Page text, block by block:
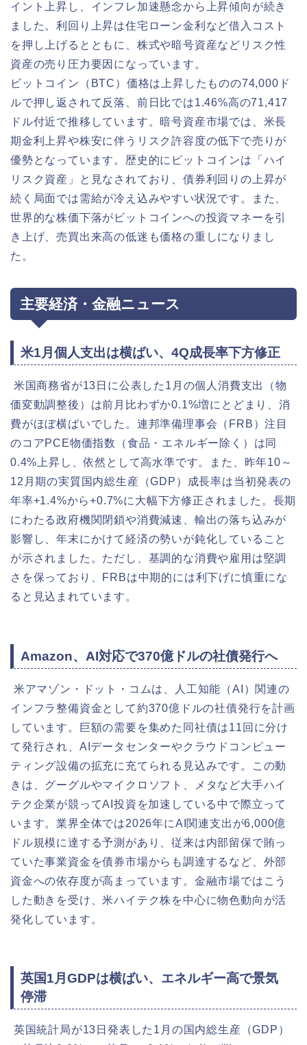
イント上昇し、インフレ加速懸念から上昇傾向が続き
ました。利回り上昇は住宅ローン金利など借入コスト
を押し上げるとともに、株式や暗号資産などリスク性
資産の売り圧力要因になっています。
ビットコイン（BTC）価格は上昇したものの74,000ド
ルで押し返されて反落、前日比では1.46%高の71,417
ドル付近で推移しています。暗号資産市場では、米長
期金利上昇や株安に伴うリスク許容度の低下で売りが
優勢となっています。歴史的にビットコインは「ハイ
リスク資産」と見なされており、債券利回りの上昇が
続く局面では需給が冷え込みやすい状況です。また、
世界的な株価下落がビットコインへの投資マネーを引
き上げ、売買出来高の低迷も価格の重しになりまし
た。
主要経済・金融ニュース
米1月個人支出は横ばい、4Q成長率下方修正
米国商務省が13日に公表した1月の個人消費支出（物
価変動調整後）は前月比わずか0.1%増にとどまり、消
費がほぼ横ばいでした。連邦準備理事会（FRB）注目
のコアPCE物価指数（食品・エネルギー除く）は同
0.4%上昇し、依然として高水準です。また、昨年10～
12月期の実質国内総生産（GDP）成長率は当初発表の
年率+1.4%から+0.7%に大幅下方修正されました。長期
にわたる政府機関閉鎖や消費減速、輸出の落ち込みが
影響し、年末にかけて経済の勢いが鈍化していること
が示されました。ただし、基調的な消費や雇用は堅調
さを保っており、FRBは中期的には利下げに慎重にな
ると見込まれています。
Amazon、AI対応で370億ドルの社債発行へ
米アマゾン・ドット・コムは、人工知能（AI）関連の
インフラ整備資金として約370億ドルの社債発行を計画
しています。巨額の需要を集めた同社債は11回に分け
て発行され、AIデータセンターやクラウドコンピュー
ティング設備の拡充に充てられる見込みです。この動
きは、グーグルやマイクロソフト、メタなど大手ハイ
テク企業が競ってAI投資を加速している中で際立って
います。業界全体では2026年にAI関連支出が6,000億
ドル規模に達する予測があり、従来は内部留保で賄っ
ていた事業資金を債券市場からも調達するなど、外部
資金への依存度が高まっています。金融市場ではこう
した動きを受け、米ハイテク株を中心に物色動向が活
発化しています。
英国1月GDPは横ばい、エネルギー高で景気
停滞
英国統計局が13日発表した1月の国内総生産（GDP）